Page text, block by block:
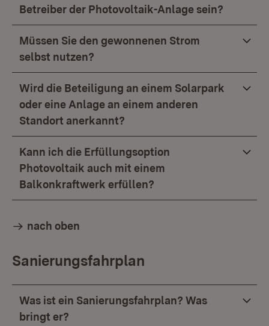
Betreiber der Photovoltaik-Anlage sein?
Müssen Sie den gewonnenen Strom
selbst nutzen?
Wird die Beteiligung an einem Solarpark
oder eine Anlage an einem anderen
Standort anerkannt?
Kann ich die Erfüllungsoption
Photovoltaik auch mit einem
Balkonkraftwerk erfüllen?
nach oben
Sanierungsfahrplan
Was ist ein Sanierungsfahrplan? Was
bringt er?